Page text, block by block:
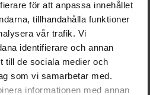
för att anpassa innehållet
tillhandahålla funktioner
vår trafik. Vi
identifierare och annan
till de sociala medier och
som vi samarbetar med.
informationen med annan
7800lm/840 PCO 4338541
Kod